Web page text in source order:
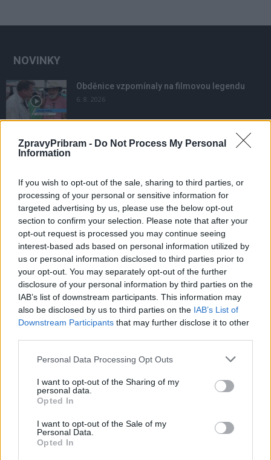
ZpravyPribram - Do Not Process My Personal
Information
If you wish to opt-out of the sale, sharing to third parties, or
processing of your personal or sensitive information for
targeted advertising by us, please use the below opt-out
section to confirm your selection. Please note that after your
opt-out request is processed you may continue seeing
interest-based ads based on personal information utilized by
us or personal information disclosed to third parties prior to
your opt-out. You may separately opt-out of the further
disclosure of your personal information by third parties on the
IAB’s list of downstream participants. This information may
also be disclosed by us to third parties on the IAB’s List of
Downstream Participants that may further disclose it to other
Personal Data Processing Opt Outs
I want to opt-out of the Sharing of my
personal data.
Opted In
I want to opt-out of the Sale of my
Personal Data.
Opted In
NOVINKY
Obděnice vzpomínaly na filmovou legendu
6. 8. 2026
Většina koupališť na Příbramsku nabízí výborné
Příbram modernizuje parkovací automaty.
Přibudou i tři nové poblíž Svaté Hory
3. 8. 2026
NEJČTENĚJŠÍ ČLÁNKY
Lazsko zřídilo transparentní účet na pomoc
mladé mamince, náhle postižené mrtvicí
14. 2. 2023
Krampuslauf přilákal tisíce lidí nejen z Příbrami
Trhovkách lehl popelem